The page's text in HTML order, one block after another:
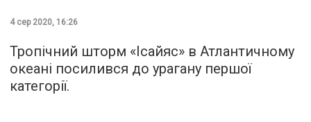
4 сер 2020, 16:26
Тропічний шторм «Ісайяс» в Атлантичному
океані посилився до урагану першої
категорії.